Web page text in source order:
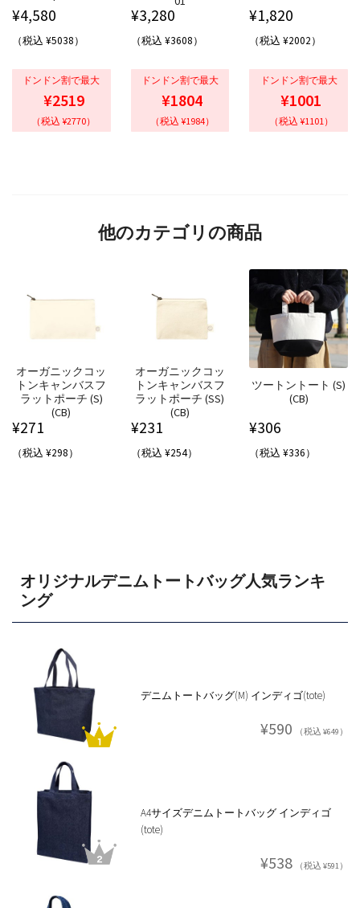
¥4,580
（税込 ¥5038）
ドンドン割で最大
¥2519
（税込 ¥2770）
¥3,280
（税込 ¥3608）
ドンドン割で最大
¥1804
（税込 ¥1984）
¥1,820
（税込 ¥2002）
ドンドン割で最大
¥1001
（税込 ¥1101）
他のカテゴリの商品
オーガニックコッ
トンキャンバスフ
ラットポーチ (S)
(CB)
¥271
（税込 ¥298）
オーガニックコッ
トンキャンバスフ
ラットポーチ (SS)
(CB)
¥231
（税込 ¥254）
ツートントート (S)
(CB)
¥306
（税込 ¥336）
オリジナルデニムトートバッグ人気ランキ
ング
デニムトートバッグ(M) インディゴ(tote)
¥590 （税込 ¥649）
A4サイズデニムトートバッグ インディゴ
(tote)
¥538 （税込 ¥591）